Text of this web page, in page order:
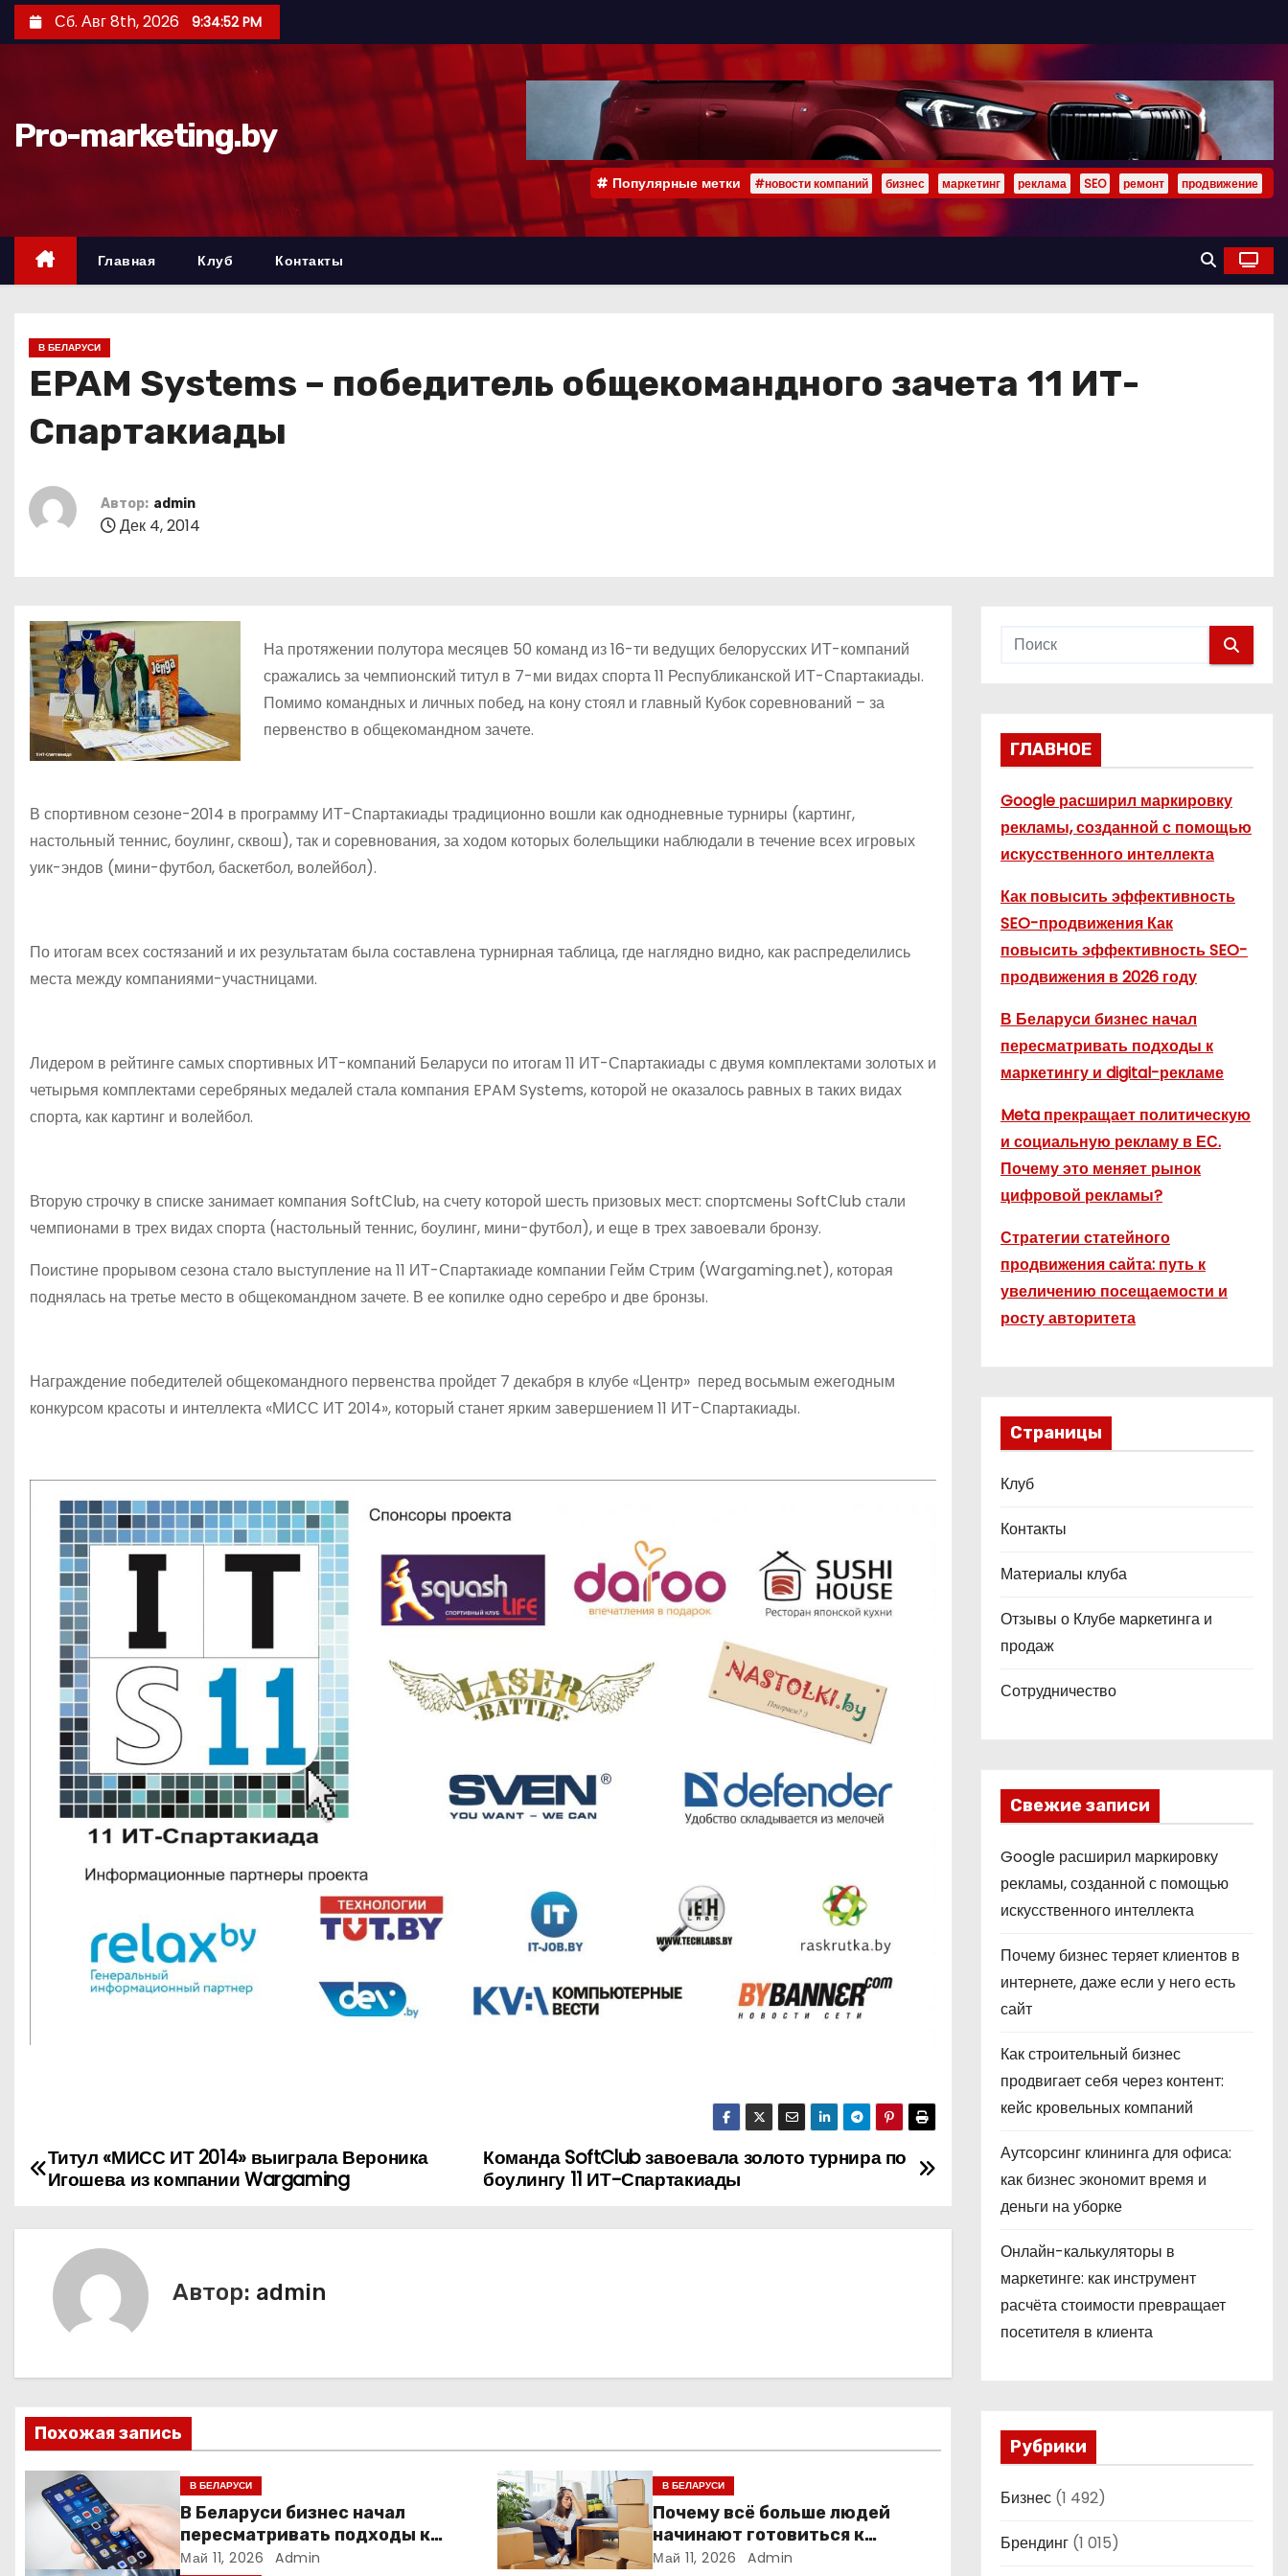
е
д
Сб. Авг 8th, 2026 9:34:53 PM
Pro-marketing.by
Популярные метки #новости компаний бизнес маркетинг реклама SEO ремонт продвижение
Главная Клуб Контакты
В БЕЛАРУСИ
EPAM Systems – победитель общекомандного зачета 11 ИТ-
Спартакиады
Автор: admin
Дек 4, 2014
На протяжении полутора месяцев 50 команд из 16-ти ведущих белорусских ИТ-компаний
сражались за чемпионский титул в 7-ми видах спорта 11 Республиканской ИТ-Спартакиады.
Помимо командных и личных побед, на кону стоял и главный Кубок соревнований – за
первенство в общекомандном зачете.
В спортивном сезоне-2014 в программу ИТ-Спартакиады традиционно вошли как однодневные турниры (картинг,
настольный теннис, боулинг, сквош), так и соревнования, за ходом которых болельщики наблюдали в течение всех игровых
уик-эндов (мини-футбол, баскетбол, волейбол).
По итогам всех состязаний и их результатам была составлена турнирная таблица, где наглядно видно, как распределились
места между компаниями-участницами.
Лидером в рейтинге самых спортивных ИТ-компаний Беларуси по итогам 11 ИТ-Спартакиады с двумя комплектами золотых и
четырьмя комплектами серебряных медалей стала компания EPAM Systems, которой не оказалось равных в таких видах
спорта, как картинг и волейбол.
Вторую строчку в списке занимает компания SoftСlub, на счету которой шесть призовых мест: спортсмены SoftСlub стали
чемпионами в трех видах спорта (настольный теннис, боулинг, мини-футбол), и еще в трех завоевали бронзу.
Поистине прорывом сезона стало выступление на 11 ИТ-Спартакиаде компании Гейм Стрим (Wargaming.net), которая
поднялась на третье место в общекомандном зачете. В ее копилке одно серебро и две бронзы.
Награждение победителей общекомандного первенства пройдет 7 декабря в клубе «Центр» перед восьмым ежегодным
конкурсом красоты и интеллекта «МИСС ИТ 2014», который станет ярким завершением 11 ИТ-Спартакиады.
Н
ц
и
я
Команда SoftClub завоевала золото турнира по
боулингу 11 ИТ-Спартакиады
Титул «МИСС ИТ 2014» выиграла Вероника
Игошева из компании Wargaming
Автор: admin
Похожая запись
В БЕЛАРУСИ
В Беларуси бизнес начал
пересматривать подходы к
маркетингу и digital-рекламе
Май 11, 2026 Admin
В БЕЛАРУСИ
Почему всё больше людей
начинают готовиться к
переезду заранее
Май 11, 2026 Admin
ГЛАВНОЕ
Google расширил маркировку
рекламы, созданной с помощью
искусственного интеллекта
Как повысить эффективность
SEO-продвижения Как
повысить эффективность SEO-
продвижения в 2026 году
В Беларуси бизнес начал
пересматривать подходы к
маркетингу и digital-рекламе
Meta прекращает политическую
и социальную рекламу в ЕС.
Почему это меняет рынок
цифровой рекламы?
Стратегии статейного
продвижения сайта: путь к
увеличению посещаемости и
росту авторитета
Страницы
Клуб
Контакты
Материалы клуба
Отзывы о Клубе маркетинга и
продаж
Сотрудничество
Свежие записи
Google расширил маркировку
рекламы, созданной с помощью
искусственного интеллекта
Почему бизнес теряет клиентов в
интернете, даже если у него есть
сайт
Как строительный бизнес
продвигает себя через контент:
кейс кровельных компаний
Аутсорсинг клининга для офиса:
как бизнес экономит время и
деньги на уборке
Онлайн-калькуляторы в
маркетинге: как инструмент
расчёта стоимости превращает
посетителя в клиента
Рубрики
Бизнес (1 492)
Брендинг (1 015)